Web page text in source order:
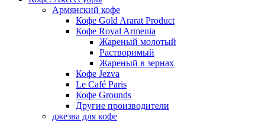
Армянский кофе
Кофе Gold Ararat Product
Кофе Royal Armenia
Жареный молотый
Растворимый
Жареный в зернах
Кофе Jezva
Le Café Paris
Кофе Grounds
Другие производители
джезва для кофе